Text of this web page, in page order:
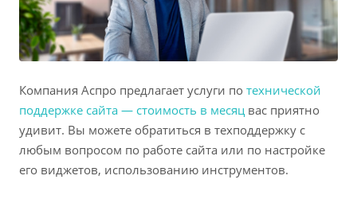
Компания Аспро предлагает услуги по технической
поддержке сайта — стоимость в месяц вас приятно
удивит. Вы можете обратиться в техподдержку с
любым вопросом по работе сайта или по настройке
его виджетов, использованию инструментов.